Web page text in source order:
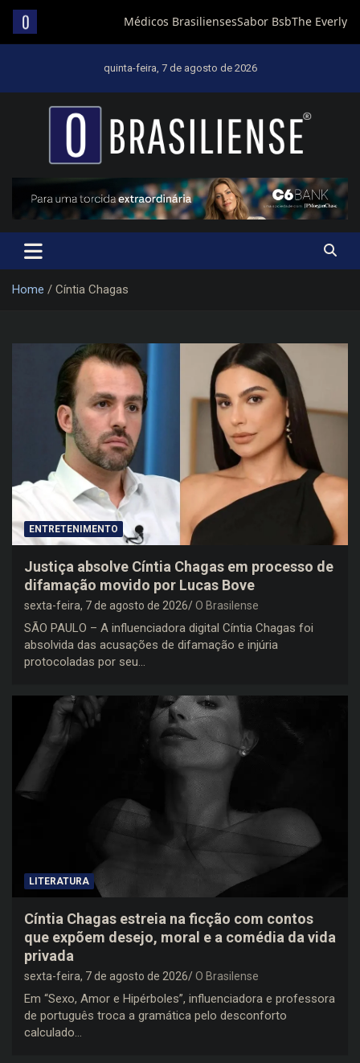
quinta-feira, 7 de agosto de 2026
Um diário de notícias que trabalha por Brasília
Home Cíntia Chagas
ENTRETENIMENTO
Justiça absolve Cíntia Chagas em processo de
difamação movido por Lucas Bove
sexta-feira, 7 de agosto de 2026 O Brasilense
SÃO PAULO – A influenciadora digital Cíntia Chagas foi
absolvida das acusações de difamação e injúria
protocoladas por seu…
LITERATURA
Cíntia Chagas estreia na ficção com contos
que expõem desejo, moral e a comédia da vida
privada
sexta-feira, 7 de agosto de 2026 O Brasilense
Em “Sexo, Amor e Hipérboles”, influenciadora e professora
de português troca a gramática pelo desconforto
calculado…